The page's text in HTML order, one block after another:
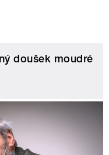
doušek moudré